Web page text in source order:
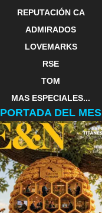
REPUTACIÓN CA
ADMIRADOS
LOVEMARKS
RSE
TOM
MAS ESPECIALES...
PORTADA DEL MES